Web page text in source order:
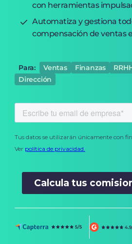
con herramientas
Automatiza y gestiona
compensación de ventas
Para: Ventas Finanzas
Dirección